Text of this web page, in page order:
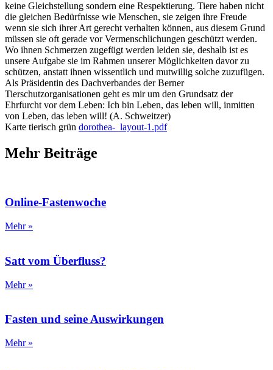
keine Gleichstellung sondern eine Respektierung. Tiere haben nicht
die gleichen Bedürfnisse wie Menschen, sie zeigen ihre Freude
wenn sie sich ihrer Art gerecht verhalten können, aus diesem Grund
müssen sie oft gerade vor Vermenschlichungen geschützt werden.
Wo ihnen Schmerzen zugefügt werden leiden sie, deshalb ist es
unsere Aufgabe sie im Rahmen unserer Möglichkeiten davor zu
schützen, anstatt ihnen wissentlich und mutwillig solche zuzufügen.
Als Präsidentin des Dachverbandes der Berner
Tierschutzorganisationen geht es mir um den Grundsatz der
Ehrfurcht vor dem Leben: Ich bin Leben, das leben will, inmitten
von Leben, das leben will! (A. Schweitzer)
Karte tierisch grün dorothea-_layout-1.pdf
Mehr Beiträge
Online-Fastenwoche
Mehr »
Satt vom Überfluss?
Mehr »
Fasten und seine Auswirkungen
Mehr »